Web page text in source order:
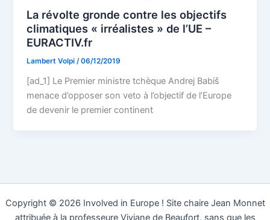
La révolte gronde contre les objectifs
climatiques « irréalistes » de l’UE –
EURACTIV.fr
Lambert Volpi/06/12/2019
[ad_1] Le Premier ministre tchèque Andrej Babiš
menace d’opposer son veto à l’objectif de l’Europe
de devenir le premier continent
Copyright © 2026 Involved in Europe ! Site chaire Jean Monnet
attribuée à la professeure Viviane de Beaufort, sans que les